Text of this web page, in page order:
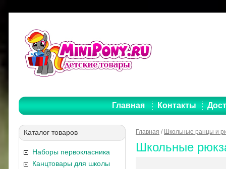
Главная Контакты
Каталог товаров
Наборы первокласника
Канцтовары для школы
Главная / Школьные ранцы и
Школьные